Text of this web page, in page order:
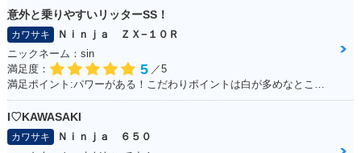
意外と乗りやすいリッターSS！
カワサキ
Ｎｉｎｊａ ＺＸ−１０Ｒ
ニックネーム：sin
満足度：
5 ／5
I♡KAWASAKI
カワサキ
Ｎｉｎｊａ ６５０